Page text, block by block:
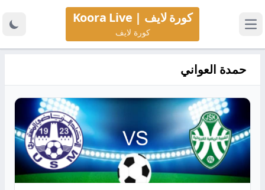
كورة لايف | Koora Live
كورة لايف
حمدة العواني